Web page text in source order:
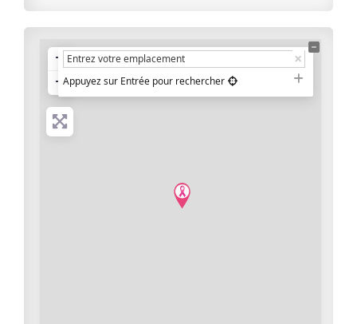
+
−Appuyez sur Entrée pour rechercher